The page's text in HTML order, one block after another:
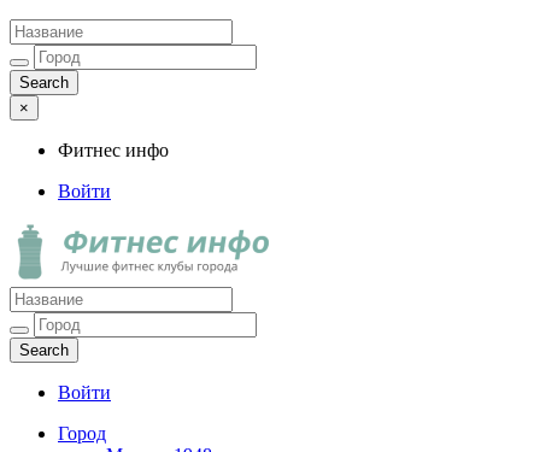
×
Фитнес инфо
Войти
Фитнес инфо
Лучшие фитнес клубы города
Войти
Город